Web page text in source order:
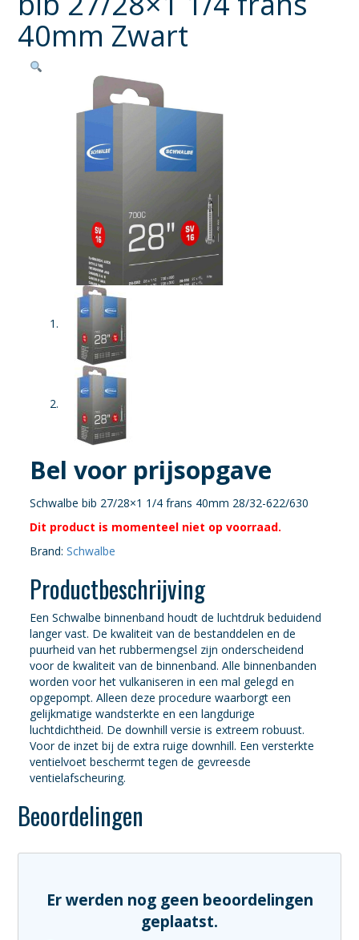
40mm Zwart
Bel voor prijsopgave
Schwalbe bib 27/28×1 1/4 frans 40mm 28/32-622/630
Dit product is momenteel niet op voorraad.
Brand:Schwalbe
Productbeschrijving
Een Schwalbe binnenband houdt de luchtdruk beduidend
langer vast. De kwaliteit van de bestanddelen en de
puurheid van het rubbermengsel zijn onderscheidend
voor de kwaliteit van de binnenband. Alle binnenbanden
worden voor het vulkaniseren in een mal gelegd en
opgepompt. Alleen deze procedure waarborgt een
gelijkmatige wandsterkte en een langdurige
luchtdichtheid. De downhill versie is extreem robuust.
Voor de inzet bij de extra ruige downhill. Een versterkte
ventielvoet beschermt tegen de gevreesde
ventielafscheuring.
Beoordelingen
Er werden nog geen beoordelingen
geplaatst.